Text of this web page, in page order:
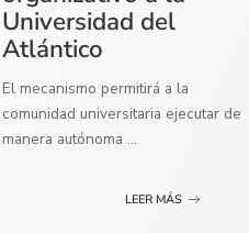
Universidad del
Atlántico
El mecanismo permitirá a la
comunidad universitaria ejecutar de
manera autónoma ...
LEER MÁS